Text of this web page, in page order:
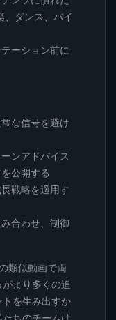
、ダンス、バイ
ーション前に
な信号を避け
ンアドバイス
公開する
戦略を適用す
合わせ、制御
類似動画で両
より多くの追
を生み出すか